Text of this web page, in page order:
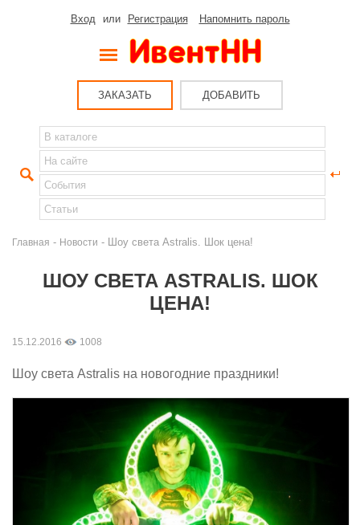
Вход или Регистрация Напомнить пароль
ЗАКАЗАТЬ ДОБАВИТЬ
Главная - Новости - Шоу света Astralis. Шок цена!
ШОУ СВЕТА ASTRALIS. ШОК
ЦЕНА!
15.12.2016 1008
Шоу света Astralis на новогодние праздники!